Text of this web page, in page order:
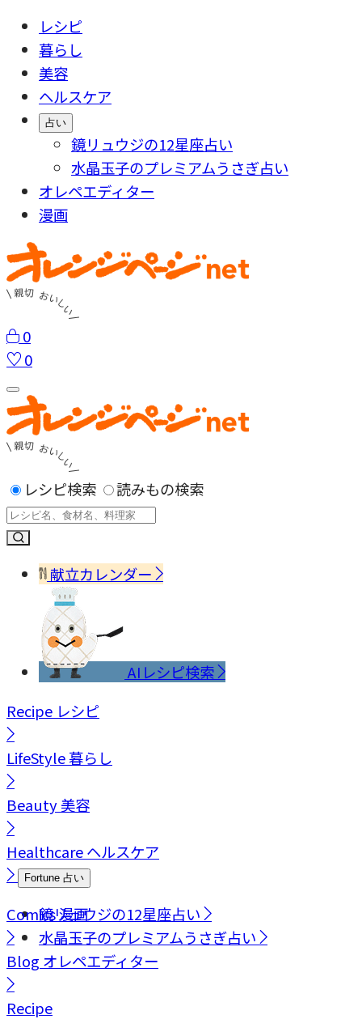
レシピ
暮らし
美容
ヘルスケア
占い
鏡リュウジの12星座占い
水晶玉子のプレミアムうさぎ占い
オレペエディター
漫画
0
0
レシピ検索 読みもの検索
献立カレンダー
AIレシピ検索
Recipe レシピ
LifeStyle暮らし
Beauty美容
Healthcareヘルスケア
Fortune 占い
鏡リュウジの12星座占い
水晶玉子のプレミアムうさぎ占い
Comics漫画
Blog オレペエディター
Recipe